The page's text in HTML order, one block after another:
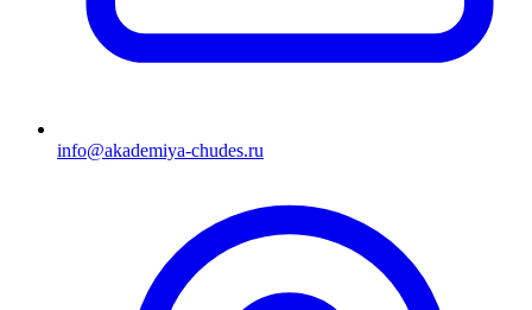
info@akademiya-chudes.ru